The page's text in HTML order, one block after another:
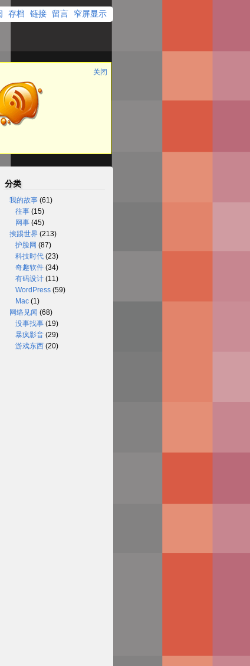
存档 链接 留言 窄屏显示
关闭
分类
我的故事 (61)
往事 (15)
网事 (45)
挨踢世界 (213)
护脸网 (87)
科技时代 (23)
奇趣软件 (34)
有码设计 (11)
WordPress (59)
Mac (1)
网络见闻 (68)
没事找事 (19)
暴疯影音 (29)
游戏东西 (20)